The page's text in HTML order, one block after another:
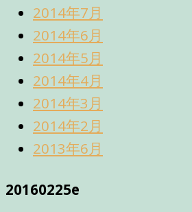
2014年7月
2014年6月
2014年5月
2014年4月
2014年3月
2014年2月
2013年6月
20160225e